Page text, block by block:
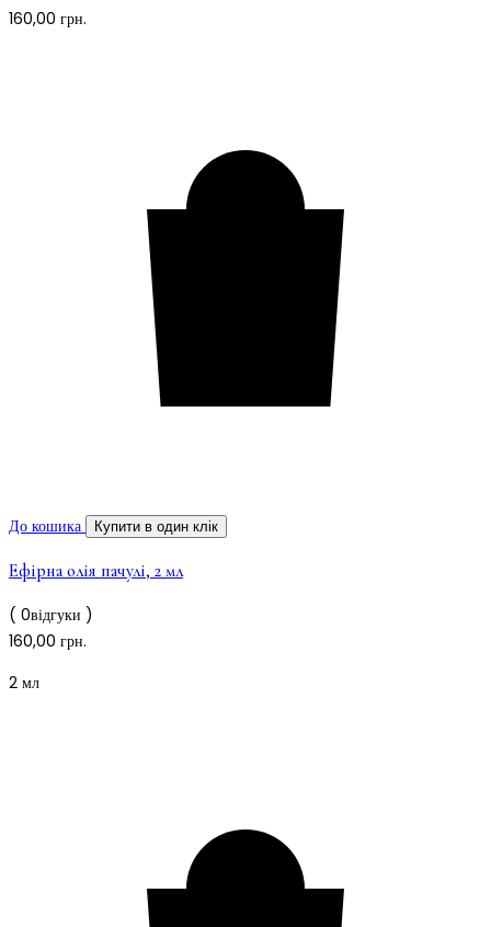
160,00 грн.
До кошика Купити в один клік
Ефірна олія пачулі, 2 мл
( 0відгуки )
160,00 грн.
2 мл